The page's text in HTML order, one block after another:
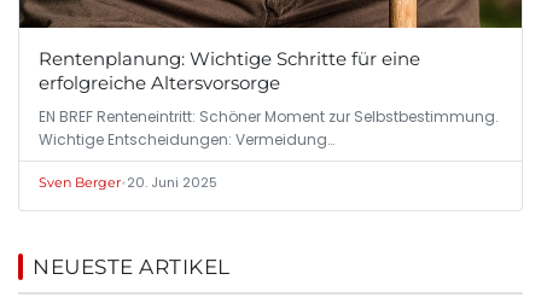
Rentenplanung: Wichtige Schritte für eine
erfolgreiche Altersvorsorge
EN BREF Renten­eintritt: Schöner Moment zur Selbst­bestimmung.
Wichtige Entscheidungen: Vermeidung…
Sven Berger•20. Juni 2025
NEUESTE ARTIKEL